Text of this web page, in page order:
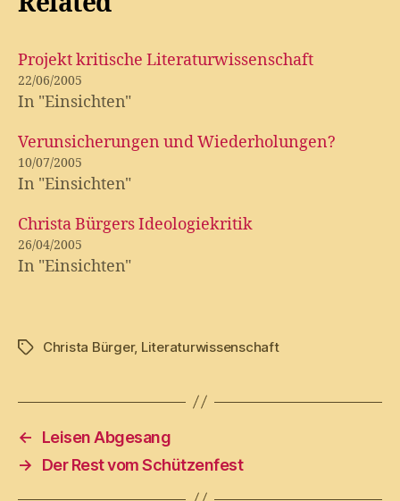
Projekt kritische Literaturwissenschaft
22/06/2005
In "Einsichten"
Verunsicherungen und Wiederholungen?
10/07/2005
In "Einsichten"
Christa Bürgers Ideologiekritik
26/04/2005
In "Einsichten"
TagsChrista Bürger, Literaturwissenschaft
←
Leisen Abgesang
→
Der Rest vom Schützenfest